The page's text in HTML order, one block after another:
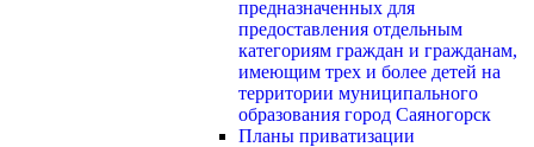
предназначенных для
предоставления отдельным
категориям граждан и гражданам,
имеющим трех и более детей на
территории муниципального
образования город Саяногорск
Планы приватизации